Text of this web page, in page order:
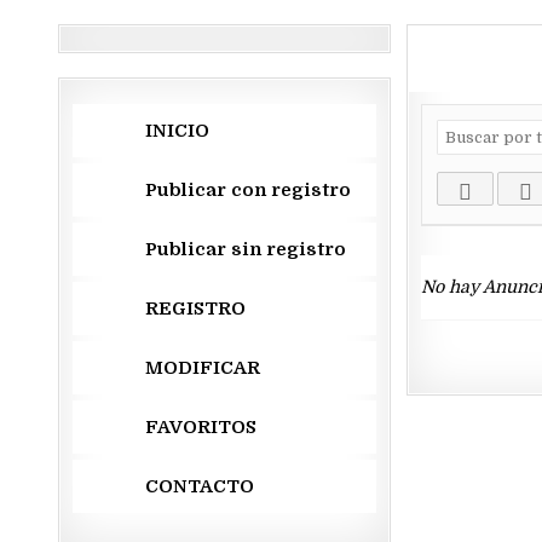
No hay
INICIO
Publicar con registro
Publicar sin registro
REGISTRO
MODIFICAR
FAVORITOS
CONTACTO